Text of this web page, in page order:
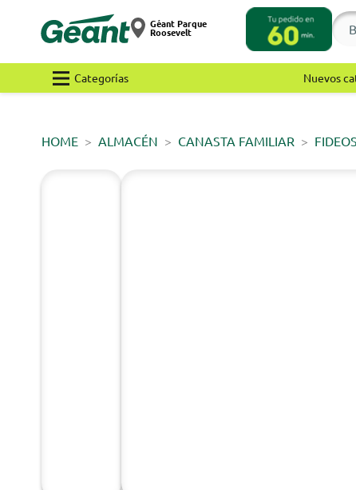
Géant Parque
Roosevelt
Categorías Nuevos
HOME ALMACÉN CANASTA FAMILIAR FIDEOS